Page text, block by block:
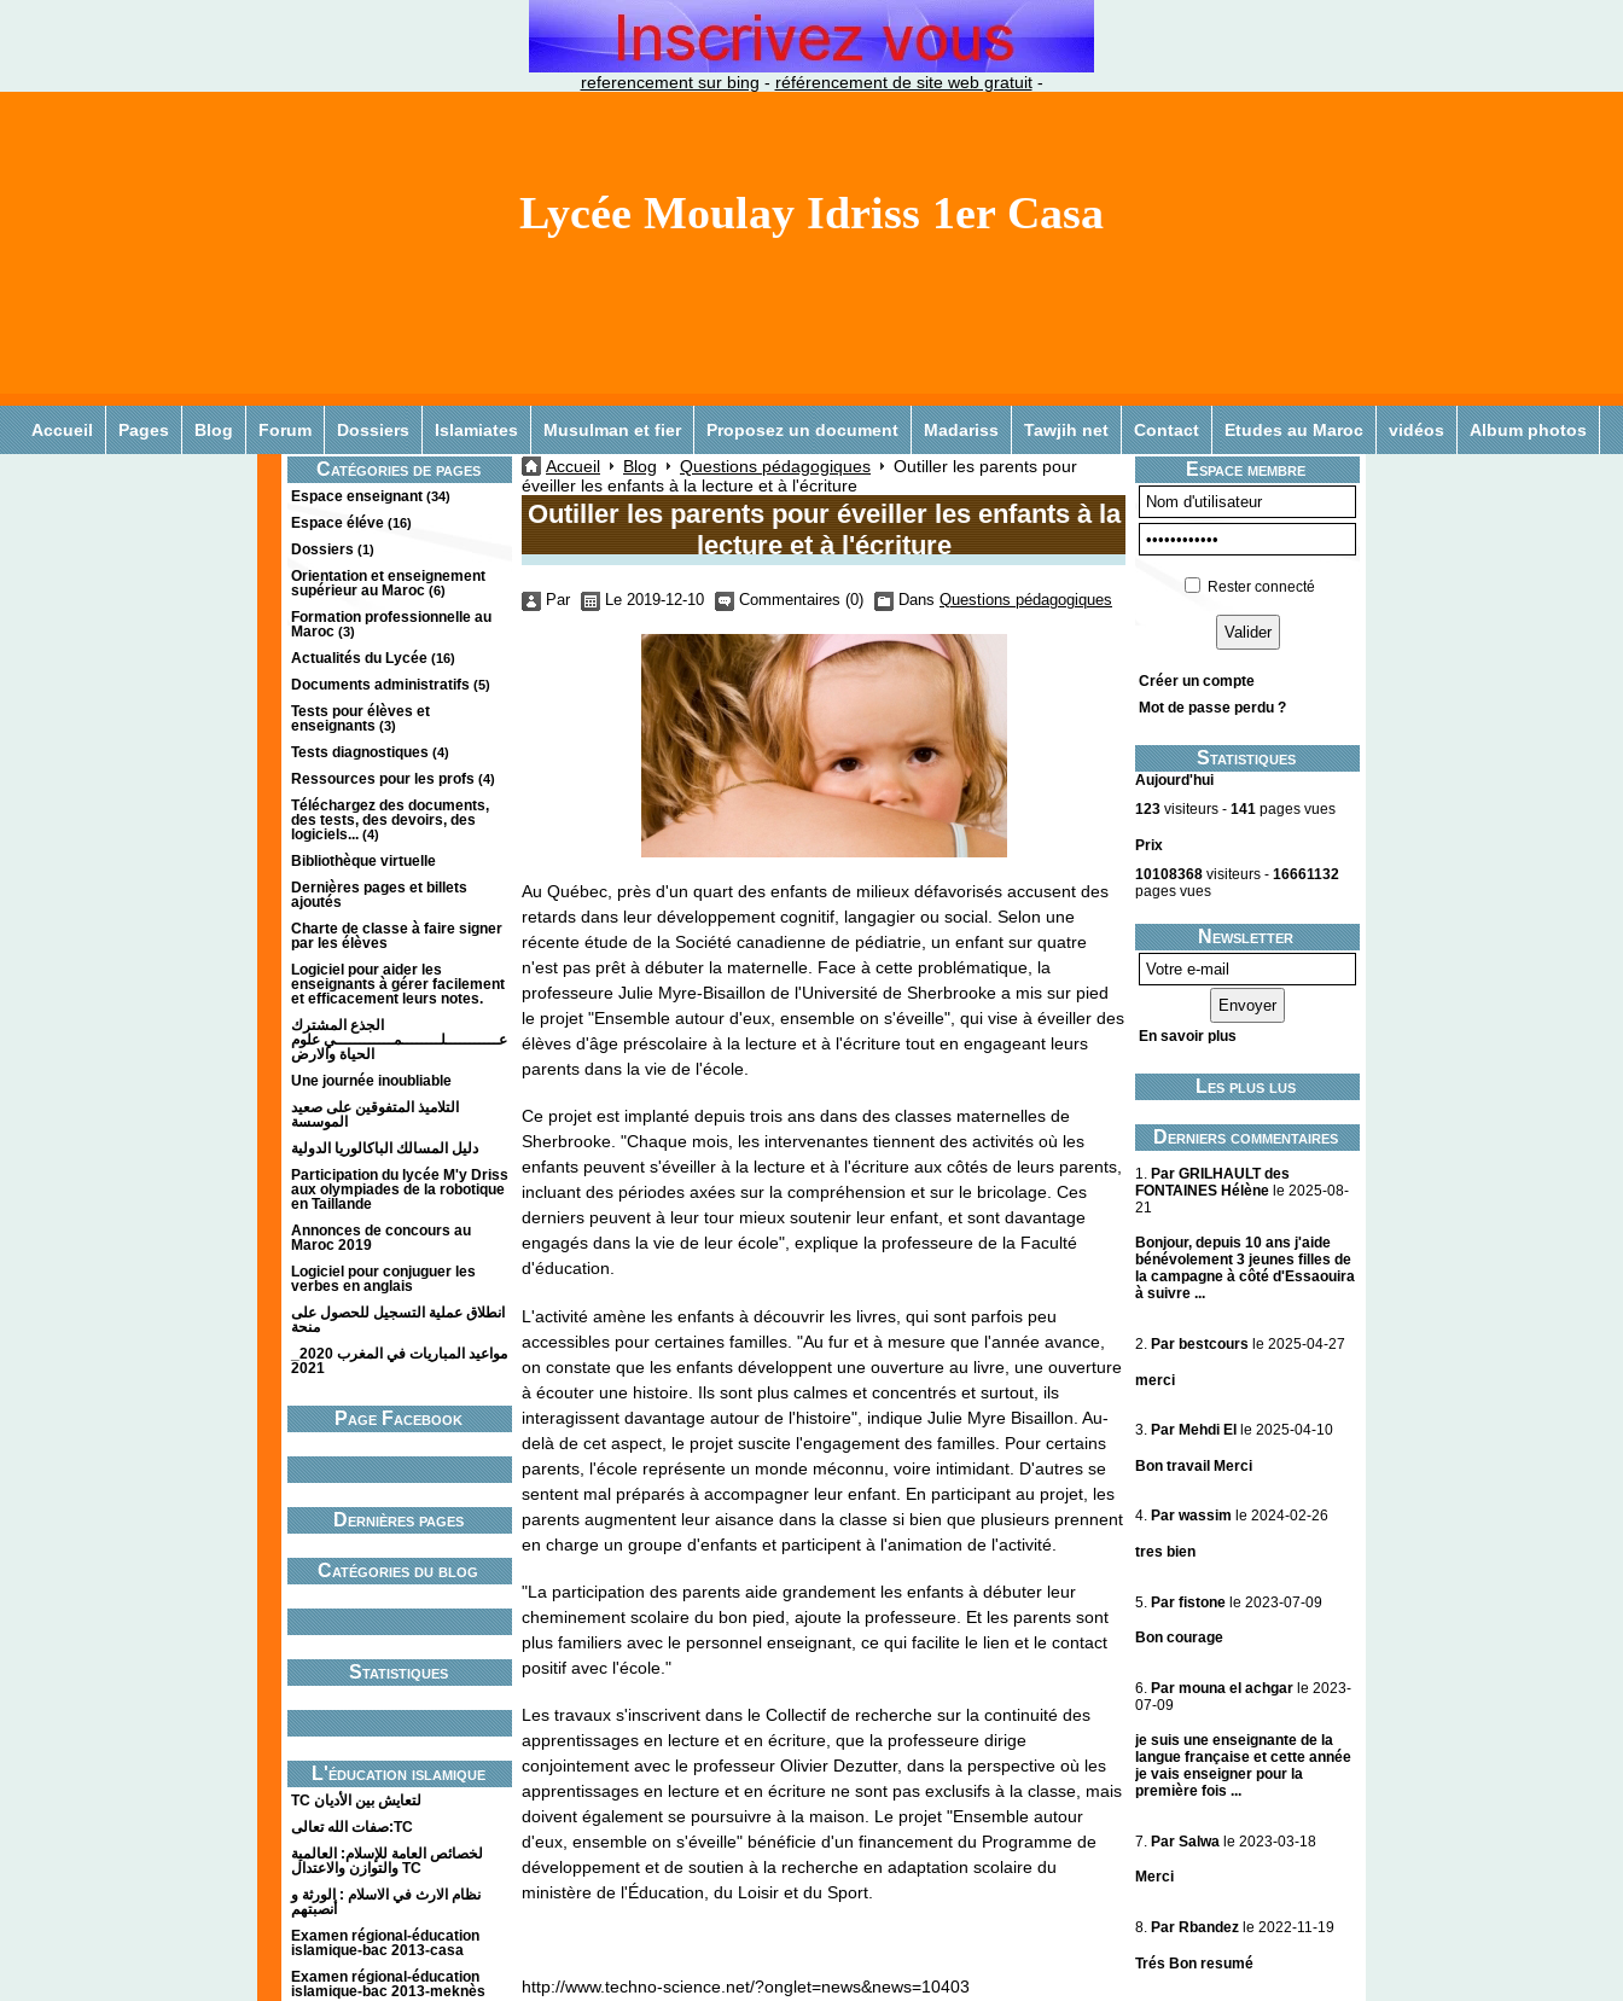
referencement sur bing - référencement de site web gratuit-
Lycée Moulay Idriss 1er Casa
Accueil Pages Blog Forum Dossiers Islamiates Musulman et fier Proposez un document Madariss Tawjih net Contact Etudes au Maroc vidéos Album photos
Catégories de pages
Espace enseignant (34)
Espace éléve (16)
Dossiers (1)
Orientation et enseignement
supérieur au Maroc (6)
Formation professionnelle au
Maroc (3)
Actualités du Lycée (16)
Documents administratifs (5)
Tests pour élèves et
enseignants (3)
Tests diagnostiques (4)
Ressources pour les profs (4)
Téléchargez des documents,
des tests, des devoirs, des
logiciels... (4)
Bibliothèque virtuelle
Dernières pages et billets
ajoutés
Charte de classe à faire signer
par les élèves
Logiciel pour aider les
enseignants à gérer facilement
et efficacement leurs notes.
الجذع المشترك
عـــــــــــلــــــــمــــــــــــي علوم
الحياة والارض
Une journée inoubliable
التلاميذ المتفوقين على صعيد
الموسسة
دليل المسالك الباكالوريا الدولية
Participation du lycée M'y Driss
aux olympiades de la robotique
en Taillande
Annonces de concours au
Maroc 2019
Logiciel pour conjuguer les
verbes en anglais
انطلاق عملية التسجيل للحصول على
منحة
2021
Page Facebook
Dernières pages
Catégories du blog
Statistiques
L'éducation islamique
TC لتعايش بين الأديان
صفات الله تعالى:TC
لخصائص العامة للإسلام: العالمية
والتوازن والاعتدال TC
نظام الارث في الاسلام : الورثة و
أنصبتهم
Examen régional-éducation
islamique-bac 2013-casa
Examen régional-éducation
islamique-bac 2013-meknès
Espace membre
Rester connecté
Créer un compte
Mot de passe perdu ?
Statistiques
Aujourd'hui
123 visiteurs - 141 pages vues
Prix
10108368 visiteurs - 16661132
pages vues
Newsletter
En savoir plus
Les plus lus
Derniers commentaires
1.
Par GRILHAULT des
FONTAINES Hélène le 2025-08-
21
Bonjour, depuis 10 ans j'aide
bénévolement 3 jeunes filles de
la campagne à côté d'Essaouira
à suivre ...
2. Par bestcours le 2025-04-27
merci
3. Par Mehdi El le 2025-04-10
Bon travail Merci
4. Par wassim le 2024-02-26
tres bien
5. Par fistone le 2023-07-09
Bon courage
6. Par mouna el achgar le 2023-
07-09
je suis une enseignante de la
langue française et cette année
je vais enseigner pour la
première fois ...
7. Par Salwa le 2023-03-18
Merci
8. Par Rbandez le 2022-11-19
Trés Bon resumé
Accueil Blog Questions pédagogiques
Outiller les parents pour
éveiller les enfants à la lecture et à l'écriture
Outiller les parents pour éveiller les enfants à la
lecture et à l'écriture
Par Le 2019-12-10 Commentaires (0) Dans Questions pédagogiques
Au Québec, près d'un quart des enfants de milieux défavorisés accusent des
retards dans leur développement cognitif, langagier ou social. Selon une
récente étude de la Société canadienne de pédiatrie, un enfant sur quatre
n'est pas prêt à débuter la maternelle. Face à cette problématique, la
professeure Julie Myre-Bisaillon de l'Université de Sherbrooke a mis sur pied
le projet "Ensemble autour d'eux, ensemble on s'éveille", qui vise à éveiller des
élèves d'âge préscolaire à la lecture et à l'écriture tout en engageant leurs
parents dans la vie de l'école.
Ce projet est implanté depuis trois ans dans des classes maternelles de
Sherbrooke. "Chaque mois, les intervenantes tiennent des activités où les
enfants peuvent s'éveiller à la lecture et à l'écriture aux côtés de leurs parents,
incluant des périodes axées sur la compréhension et sur le bricolage. Ces
derniers peuvent à leur tour mieux soutenir leur enfant, et sont davantage
engagés dans la vie de leur école", explique la professeure de la Faculté
d'éducation.
L'activité amène les enfants à découvrir les livres, qui sont parfois peu
accessibles pour certaines familles. "Au fur et à mesure que l'année avance,
on constate que les enfants développent une ouverture au livre, une ouverture
à écouter une histoire. Ils sont plus calmes et concentrés et surtout, ils
interagissent davantage autour de l'histoire", indique Julie Myre Bisaillon. Au-
delà de cet aspect, le projet suscite l'engagement des familles. Pour certains
parents, l'école représente un monde méconnu, voire intimidant. D'autres se
sentent mal préparés à accompagner leur enfant. En participant au projet, les
parents augmentent leur aisance dans la classe si bien que plusieurs prennent
en charge un groupe d'enfants et participent à l'animation de l'activité.
"La participation des parents aide grandement les enfants à débuter leur
cheminement scolaire du bon pied, ajoute la professeure. Et les parents sont
plus familiers avec le personnel enseignant, ce qui facilite le lien et le contact
positif avec l'école."
Les travaux s'inscrivent dans le Collectif de recherche sur la continuité des
apprentissages en lecture et en écriture, que la professeure dirige
conjointement avec le professeur Olivier Dezutter, dans la perspective où les
apprentissages en lecture et en écriture ne sont pas exclusifs à la classe, mais
doivent également se poursuivre à la maison. Le projet "Ensemble autour
d'eux, ensemble on s'éveille" bénéficie d'un financement du Programme de
développement et de soutien à la recherche en adaptation scolaire du
ministère de l'Éducation, du Loisir et du Sport.
http://www.techno-science.net/?onglet=news&news=10403